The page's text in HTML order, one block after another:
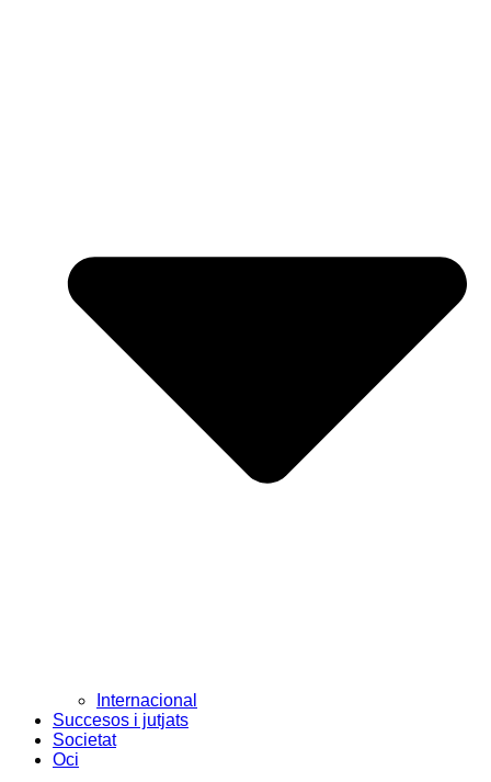
Internacional
Succesos i jutjats
Societat
Oci